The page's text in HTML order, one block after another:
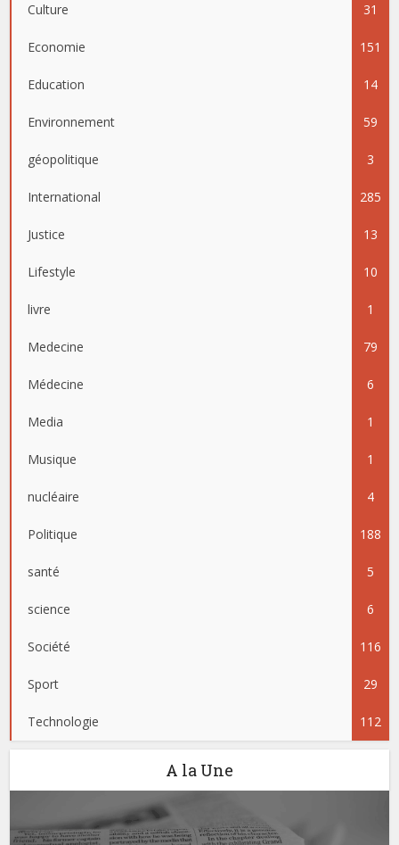
Culture 31
Economie 151
Education 14
Environnement 59
géopolitique 3
International 285
Justice 13
Lifestyle 10
livre 1
Medecine 79
Médecine 6
Media 1
Musique 1
nucléaire 4
Politique 188
santé 5
science 6
Société 116
Sport 29
Technologie 112
A la Une